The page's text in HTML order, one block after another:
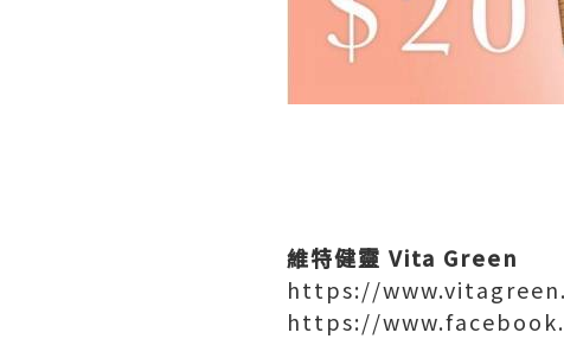
維特健靈 Vita Green
https://
https://